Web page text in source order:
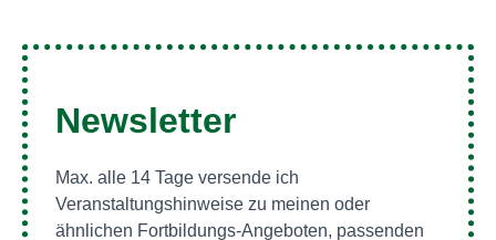
Newsletter
Max. alle 14 Tage versende ich
Veranstaltungshinweise zu meinen oder
ähnlichen Fortbildungs-Angeboten, passenden